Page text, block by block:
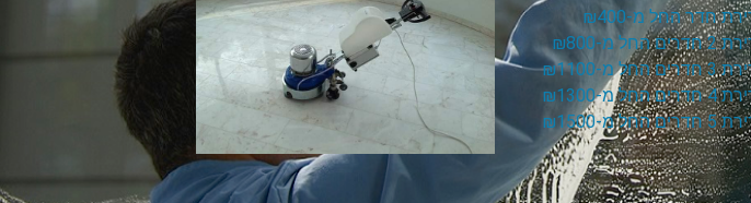
חדר החל מ-₪400
החל מ-₪800
החל מ-₪1100
החל מ-₪1300
החל מ-₪1500